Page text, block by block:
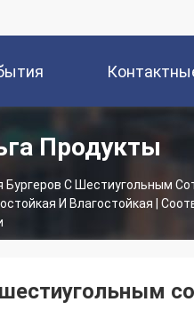
Данные
Продукты
Бургеров С Шестиугольным
И Влагостойкая |